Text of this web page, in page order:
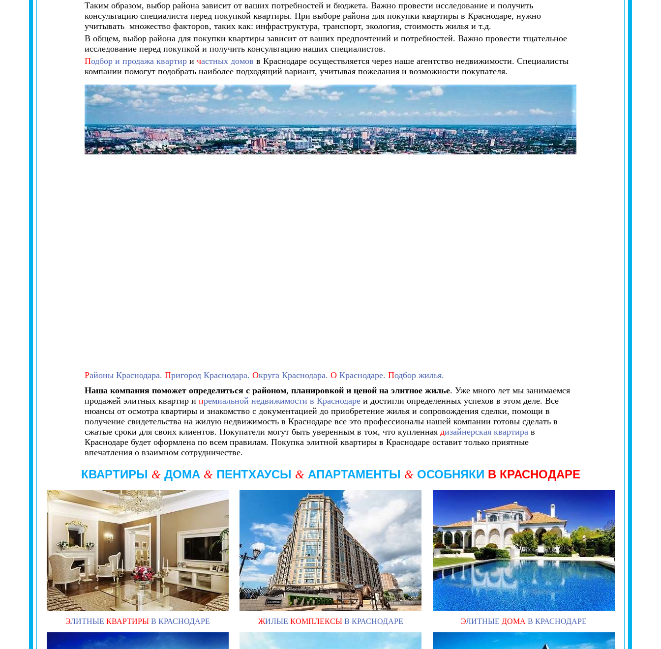
Таким образом, выбор района зависит от ваших потребностей и бюджета. Важно провести исследование и получить
консультацию специалиста перед покупкой квартиры. При выборе района для покупки квартиры в Краснодаре, нужно
учитывать множество факторов, таких как: инфраструктура, транспорт, экология, стоимость жилья и т.д.
В общем, выбор района для покупки квартиры зависит от ваших предпочтений и потребностей. Важно провести тщательное
исследование перед покупкой и получить консультацию наших специалистов.
Подбор и продажа квартири частных домов в Краснодаре осуществляется через наше агентство недвижимости. Специалисты
компании помогут подобрать наиболее подходящий вариант, учитывая пожелания и возможности покупателя.
Районы Краснодара. Пригород Краснодара. Округа Краснодара. ОКраснодаре. Подбор жилья.
Наша компания поможет определиться с районом, планировкой и ценой на элитное жилье. Уже много лет мы занимаемся
продажей элитных квартир и премиальной недвижимости в Краснодареи достигли определенных успехов в этом деле. Все
нюансы от осмотра квартиры и знакомство с документацией до приобретение жилья и сопровождения сделки, помощи в
получение свидетельства на жилую недвижимость в Краснодаре все это профессионалы нашей компании готовы сделать в
сжатые сроки для своих клиентов. Покупатели могут быть уверенным в том, что купленная дизайнерская квартирав
Краснодаре будет оформлена по всем правилам. Покупка элитной квартиры в Краснодаре оставит только приятные
впечатления о взаимном сотрудничестве.
КВАРТИРЫ &ДОМА &ПЕНТХАУСЫ &АПАРТАМЕНТЫ &ОСОБНЯКИ В КРАСНОДАРЕ
ЭЛИТНЫЕ КВАРТИРЫВ КРАСНОДАРЕ ЖИЛЫЕ КОМПЛЕКСЫВ КРАСНОДАРЕ ЭЛИТНЫЕ ДОМА В КРАСНОДАРЕ